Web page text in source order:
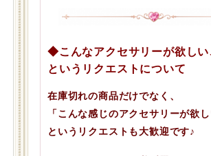
◆こんなアクセサリーが欲しい
というリクエストについて
在庫切れの商品だけでなく、
「こんな感じのアクセサリーが欲し
というリクエストも大歓迎です♪